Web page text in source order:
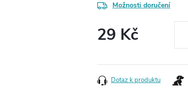
Možnosti doručení
29 Kč
Dotaz k produktu